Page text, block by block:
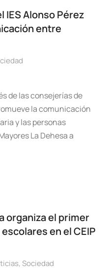
IES Alonso Pérez
entre
de las consejerías de
la comunicación
y las personas
La Dehesa a
organiza el primer
en el CEIP
, Sociedad